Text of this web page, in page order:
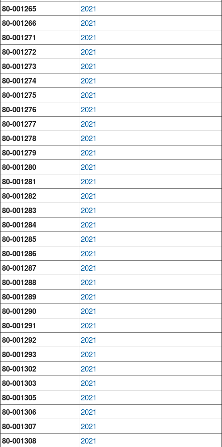
80-001265 2021
80-001266 2021
80-001271 2021
80-001272 2021
80-001273 2021
80-001274 2021
80-001275 2021
80-001276 2021
80-001277 2021
80-001278 2021
80-001279 2021
80-001280 2021
80-001281 2021
80-001282 2021
80-001283 2021
80-001284 2021
80-001285 2021
80-001286 2021
80-001287 2021
80-001288 2021
80-001289 2021
80-001290 2021
80-001291 2021
80-001292 2021
80-001293 2021
80-001302 2021
80-001303 2021
80-001305 2021
80-001306 2021
80-001307 2021
80-001308 2021